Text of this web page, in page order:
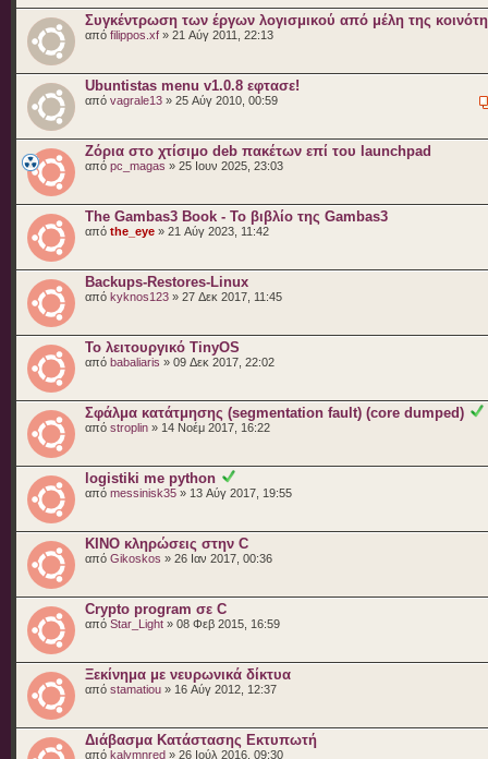
Συγκέντρωση των έργων λογισμικού από μέλη της
από filippos.xf » 21 Αύγ 2011, 22:13
Ubuntistas menu v1.0.8 εφτασε!
από vagrale13 » 25 Αύγ 2010, 00:59
Ζόρια στο χτίσιμο deb πακέτων επί του launchpad
από pc_magas » 25 Ιουν 2025, 23:03
The Gambas3 Book - Το βιβλίο της Gambas3
από the_eye » 21 Αύγ 2023, 11:42
Backups-Restores-Linux
από kyknos123 » 27 Δεκ 2017, 11:45
Το λειτουργικό TinyOS
από babaliaris » 09 Δεκ 2017, 22:02
Σφάλμα κατάτμησης (segmentation fault) (core dumped)
από stroplin » 14 Νοέμ 2017, 16:22
logistiki me python
από messinisk35 » 13 Αύγ 2017, 19:55
KINO κληρώσεις στην C
από Gikoskos » 26 Ιαν 2017, 00:36
Crypto program σε C
από Star_Light » 08 Φεβ 2015, 16:59
Ξεκίνημα με νευρωνικά δίκτυα
από stamatiou » 16 Αύγ 2012, 12:37
Διάβασμα Κατάστασης Εκτυπωτή
από kalymnred » 26 Ιούλ 2016, 09:30